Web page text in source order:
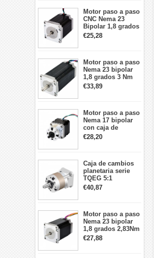
Motor paso a paso
CNC Nema 23
Bipolar 1,8 grados
1,9 Nm 3A 3,36 V
57x57x76mm 4
€25,28
Motor paso a paso
Nema 23 bipolar
1,8 grados 3 Nm
4,2A 57x57x114mm
motor paso a paso
€33,89
Motor paso a paso
Nema 17 bipolar
con caja de
cambios planetaria
5:1 longitud 33mm
Robot CNC DIY
€28,20
Caja de cambios
planetaria serie
TQEG 5:1
contragolpe 15
arcmin para motor
€40,87
Motor paso a paso
Nema 23 bipolar
1,8 grados 2,83Nm
4A 2,26 V
57x57x84mm 8
€27,88